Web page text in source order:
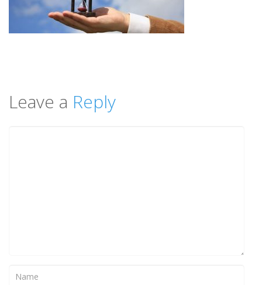
Leave a Reply